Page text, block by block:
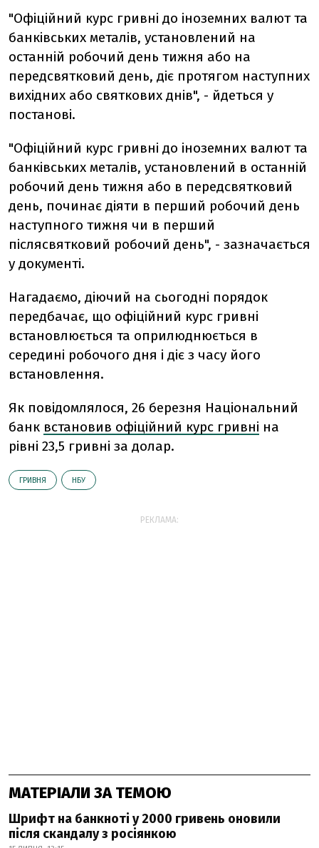
"Офіційний курс гривні до іноземних валют та
банківських металів, установлений на
останній робочий день тижня або на
передсвятковий день, діє протягом наступних
вихідних або святкових днів", - йдеться у
постанові.
"Офіційний курс гривні до іноземних валют та
банківських металів, установлений в останній
робочий день тижня або в передсвятковий
день, починає діяти в перший робочий день
наступного тижня чи в перший
післясвятковий робочий день", - зазначається
у документі.
Нагадаємо, діючий на сьогодні порядок
передбачає, що офіційний курс гривні
встановлюється та оприлюднюється в
середині робочого дня і діє з часу його
встановлення.
Як повідомлялося, 26 березня Національний
банк встановив офіційний курс гривні на
рівні 23,5 гривні за долар.
ГРИВНЯ НБУ
РЕКЛАМА:
МАТЕРІАЛИ ЗА ТЕМОЮ
Шрифт на банкноті у 2000 гривень оновили
після скандалу з росіянкою